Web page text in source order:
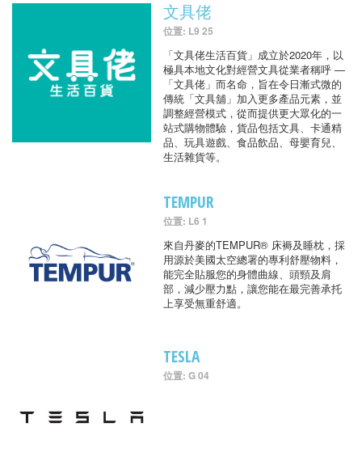
文具佬
位置: L9 25
「文具佬生活百貨」成立於2020年，以
極具本地文化對經營文具從業者稱呼 —
「文具佬」而名命，旨在令日漸式微的
傳統「文具舖」加入更多產品元素，並
調整經營模式，從而提供更大眾化的一
站式購物體驗，貨品包括文具、卡通精
品、玩具遊戲、食品飲品、母嬰育兒、
生活雜貨等。
TEMPUR
位置: L6 1
來自丹麥的TEMPUR® 床褥及睡枕，採
用源於美國太空總署的專利舒壓物料，
能完全貼服您的身體曲線、頭頸及肩
部，減少壓力點，讓您能在最完善承托
上享受無重舒適。
TESLA
位置: G 04